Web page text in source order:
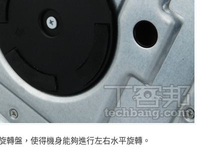
轉盤，使得機身能夠進行左右水平旋轉。